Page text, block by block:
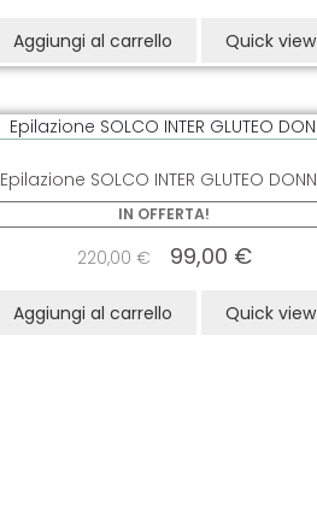
Aggiungi al carrello Quick view
Epilazione SOLCO INTER GLUTEO
IN OFFERTA!
220,00 € 99,00 €
Aggiungi al carrello Quick view